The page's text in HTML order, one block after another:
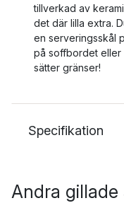
tillverkad av
det där lilla extra.
en serveringsskål
på soffbordet eller
sätter gränser!
Specifikation
Andra gillade